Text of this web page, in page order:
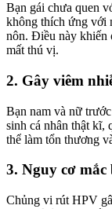
Bạn gái chưa quen
không thích ứng với
nôn. Điều này khiến
mất thú vị.
2. Gây viêm
Bạn nam và nữ
sinh cá nhân thật kĩ,
thể làm tổn thương
3. Nguy cơ
Chủng vi rút HPV